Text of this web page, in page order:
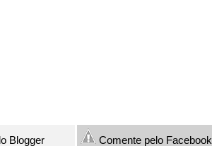
Blogger Comente pelo Facebook